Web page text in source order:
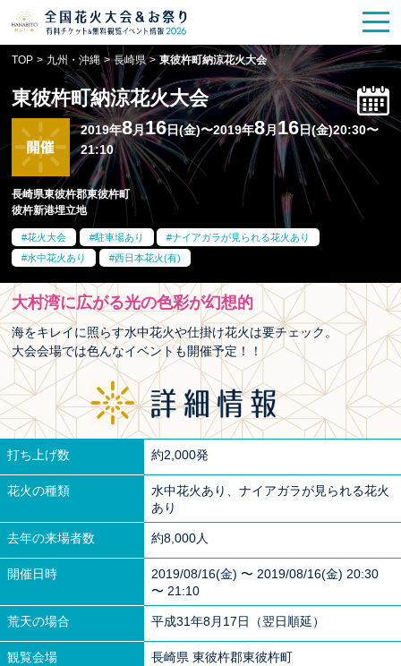
花火大会
HANABITOの道
有料観覧席 販売一覧
ポスター一覧
SPICE
今週末開催
TOP
TOP > 九州・沖縄 > 長崎県 > 東彼杵町納涼花火大会
東彼杵町納涼花火大会
2019年8月16日(金)〜2019年8月16日(金)20:30〜
21:10
長崎県東彼杵郡東彼杵町
彼杵新港埋立地
花火大会 駐車場あり
ナイアガラが見られる花火あり
水中花火あり
西日本花火(有)
大村湾に広がる光の色彩が幻想的
海をキレイに照らす水中花火や仕掛け花火は要チェック。
大会会場では色んなイベントも開催予定！！
打ち上げ数 約2,000発
花火の種類
水中花火あり、ナイアガラが見られる花火
あり
去年の来場者数 約8,000人
開催日時
2019/08/16(金) 〜 2019/08/16(金) 20:30
〜 21:10
荒天の場合 平成31年8月17日（翌日順延）
観覧会場
長崎県 東彼杵郡東彼杵町